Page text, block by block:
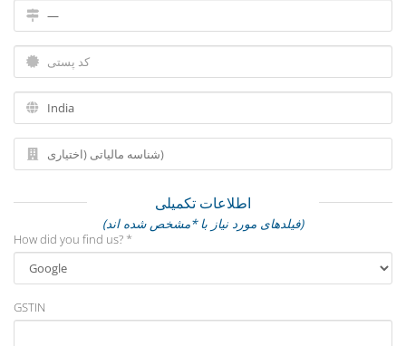
اطلاعات تکمیلی
(فیلدهای مورد نیاز با *مشخص شده اند)
How did you find us? *
GSTIN